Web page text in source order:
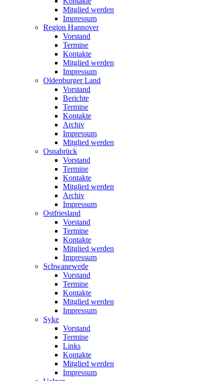
Mitglied werden
Impressum
Region Hannover
Vorstand
Termine
Kontakte
Mitglied werden
Impressum
Oldenburger Land
Vorstand
Berichte
Termine
Kontakte
Archiv
Impressum
Mitglied werden
Osnabrück
Vorstand
Termine
Kontakte
Mitglied werden
Archiv
Impressum
Ostfriesland
Vorstand
Termine
Kontakte
Mitglied werden
Impressum
Schwanewede
Vorstand
Termine
Kontakte
Mitglied werden
Impressum
Syke
Vorstand
Termine
Links
Kontakte
Mitglied werden
Impressum